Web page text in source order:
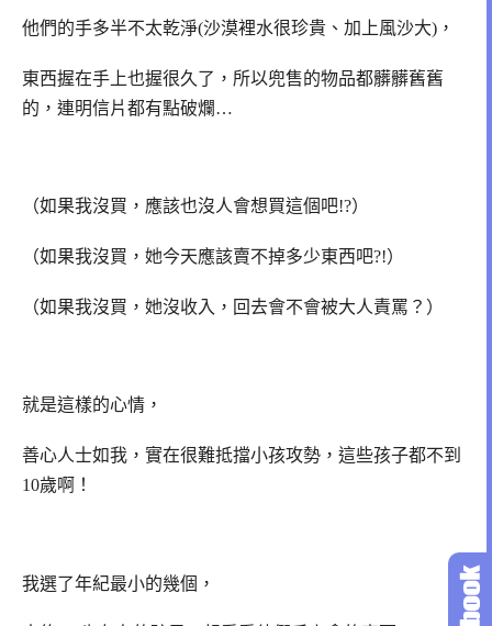
他們的手多半不太乾淨(沙漠裡水很珍貴、加上風沙大)，
東西握在手上也握很久了，所以兜售的物品都髒髒舊舊
的，連明信片都有點破爛…
（如果我沒買，應該也沒人會想買這個吧!?）
（如果我沒買，她今天應該賣不掉多少東西吧?!）
（如果我沒買，她沒收入，回去會不會被大人責罵？）
就是這樣的心情，
善心人士如我，實在很難抵擋小孩攻勢，這些孩子都不到
10歲啊！
我選了年紀最小的幾個，